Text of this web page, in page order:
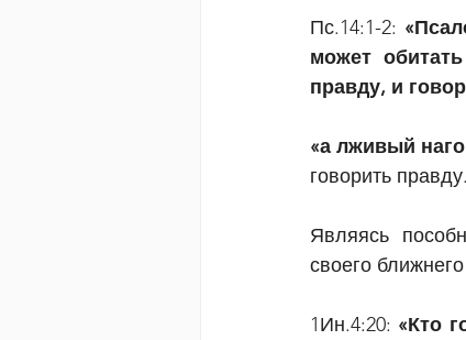
Пс.14:1-2:
может
правду, и
«а лживый
говорить
Являясь
своего ближнего
1Ин.4:20: «Кто